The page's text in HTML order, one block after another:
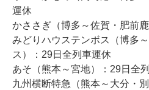
運休
かささぎ（博多～佐賀・肥前
みどりハウステンボス（博多
ス）：29日全列車運休
あそ（熊本～宮地）：29日全
九州横断特急（熊本～大分・